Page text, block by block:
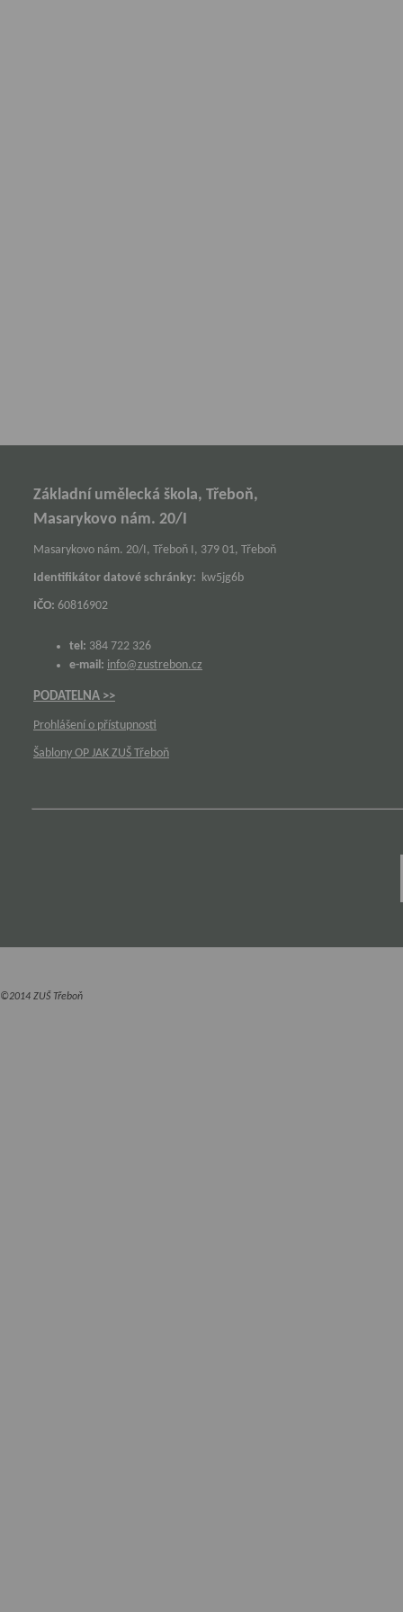
Základní umělecká škola, Třeboň,
Masarykovo nám. 20/I
Masarykovo nám. 20/I, Třeboň I, 379 01, Třeboň
Identifikátor datové schránky: kw5jg6b
IČO: 60816902
tel: 384 722 326
e-mail: info@zustrebon.cz
PODATELNA >>
Prohlášení o přístupnosti
Šablony OP JAK ZUŠ Třeboň
©2014 ZUŠ Třeboň